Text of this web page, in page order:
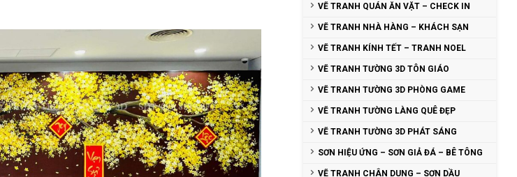
VẼ TRANH QUÁN ĂN VẶT – CHECK IN
VẼ TRANH NHÀ HÀNG – KHÁCH SẠN
VẼ TRANH KÍNH TẾT – TRANH NOEL
VẼ TRANH TƯỜNG 3D TÔN GIÁO
VẼ TRANH TƯỜNG 3D PHÒNG GAME
VẼ TRANH TƯỜNG LÀNG QUÊ ĐẸP
VẼ TRANH TƯỜNG 3D PHÁT SÁNG
SƠN HIỆU ỨNG – SƠN GIẢ ĐÁ – BÊ TÔNG
VẼ TRANH CHÂN DUNG – SƠN DẦU